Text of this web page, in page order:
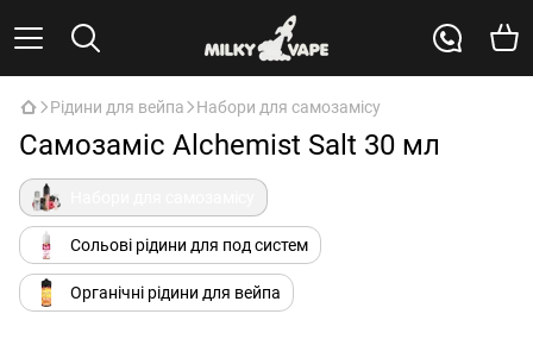
Рідини для вейпа Набори для самозамісу
Самозаміс Alchemist Salt 30 мл
Сольові рідини для под систем
Органічні рідини для вейпа